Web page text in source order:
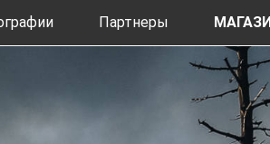
Партнеры